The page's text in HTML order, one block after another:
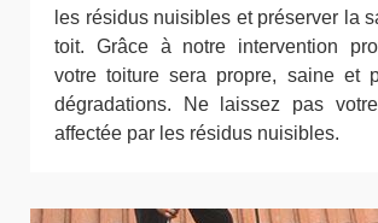
les résidus nuisibles et préserver la
toit. Grâce à notre intervention
votre toiture sera propre, saine et
dégradations. Ne laissez pas
affectée par les résidus nuisibles.